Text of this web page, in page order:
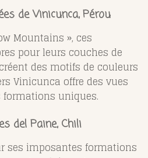
de Vinicunca, Pérou
Mountains », ces
pour leurs couches de
des motifs de couleurs
Vinicunca offre des vues
uniques.
del Paine, Chili
ses imposantes formations